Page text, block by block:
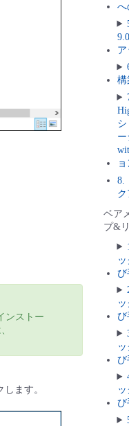
ンストー
ます。
へ
構
シ
ー
ョ
8.
ベア
プ&
び
び
び
び